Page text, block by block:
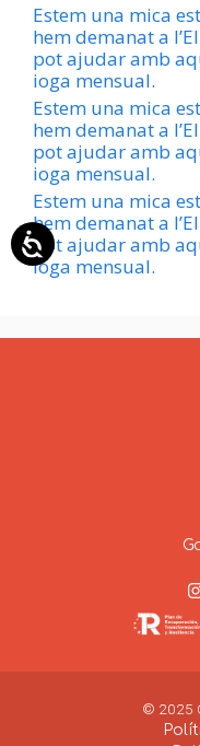
Estem una mica
hem demanat a
pot ajudar amb
ioga mensual.
Estem una mica
hem demanat a
pot ajudar amb
ioga mensual.
Estem una mica
hem demanat a
pot ajudar amb
ioga mensual.
© 2025